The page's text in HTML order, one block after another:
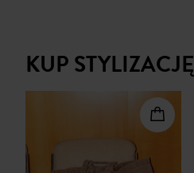
KUP STYLIZACJĘ